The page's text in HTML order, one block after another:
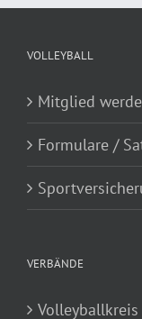
VOLLEYBALL
Mitglied
Formulare /
VERBÄNDE